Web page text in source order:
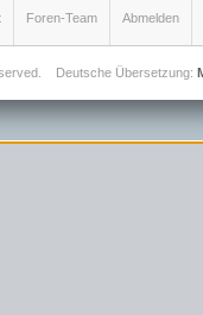
Foren-Team Abmelden
Deutsche Übersetzung: